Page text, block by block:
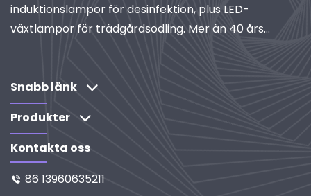
induktionslampor för desinfektion, plus LED-
växtlampor för trädgårdsodling. Mer än 40 års
Utforska våra FoU-drivna lösningar.
Snabb länk
Produkter
Kontakta oss
 86 13960635211